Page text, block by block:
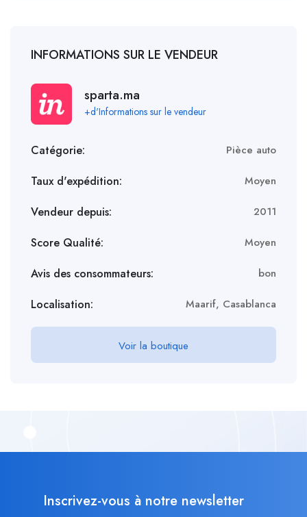
INFORMATIONS SUR LE VENDEUR
sparta.ma
+d'Informations sur le vendeur
Catégorie: Pièce auto
Taux d'expédition: Moyen
Vendeur depuis: 2011
Score Qualité: Moyen
Avis des consommateurs: bon
Localisation: Maarif, Casablanca
Voir la boutique
Inscrivez-vous à notre newsletter